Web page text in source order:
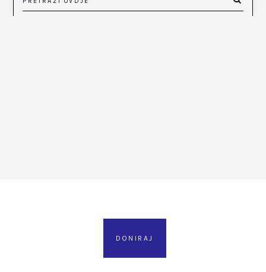
DONIRAJ